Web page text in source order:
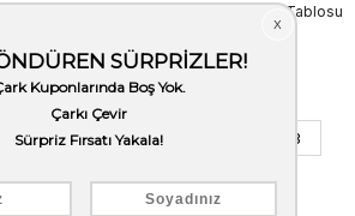
Beden Tablosu
41,5 42
43